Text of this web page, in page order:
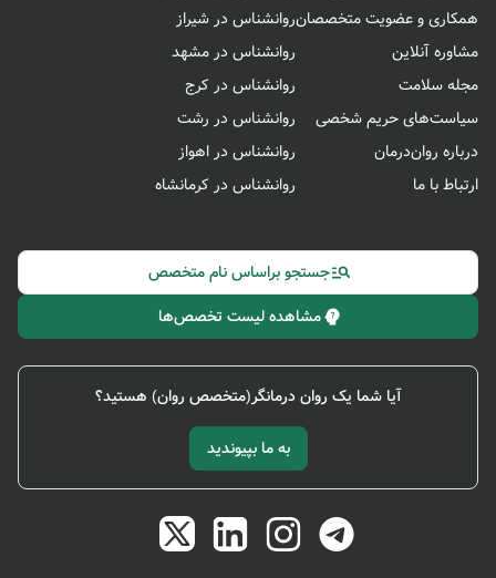
همکاری و عضویت متخصصان
مشاوره آنلاین
مجله سلامت
سیاست‌های حریم شخصی
درباره روان‌درمان
ارتباط با ما
روانشناس در شیراز
روانشناس در مشهد
روانشناس در کرج
روانشناس در رشت
روانشناس در اهواز
روانشناس در کرمانشاه
جستجو براساس نام متخصص
مشاهده لیست تخصص‌ها
آیا شما یک روان درمانگر(متخصص روان) هستید؟
به ما بپیوندید